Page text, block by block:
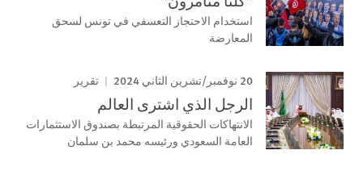
استخدام الاحتجاز التعسفي في تونس لسحق
المعارضة
20 نوفمبر/تشرين الثاني 2024 تقرير
الرجل الذي اشترى العالم
الانتهاكات الحقوقية المرتبطة بصندوق الاستثمارات
العامة السعودي ورئيسه محمد بن سلمان